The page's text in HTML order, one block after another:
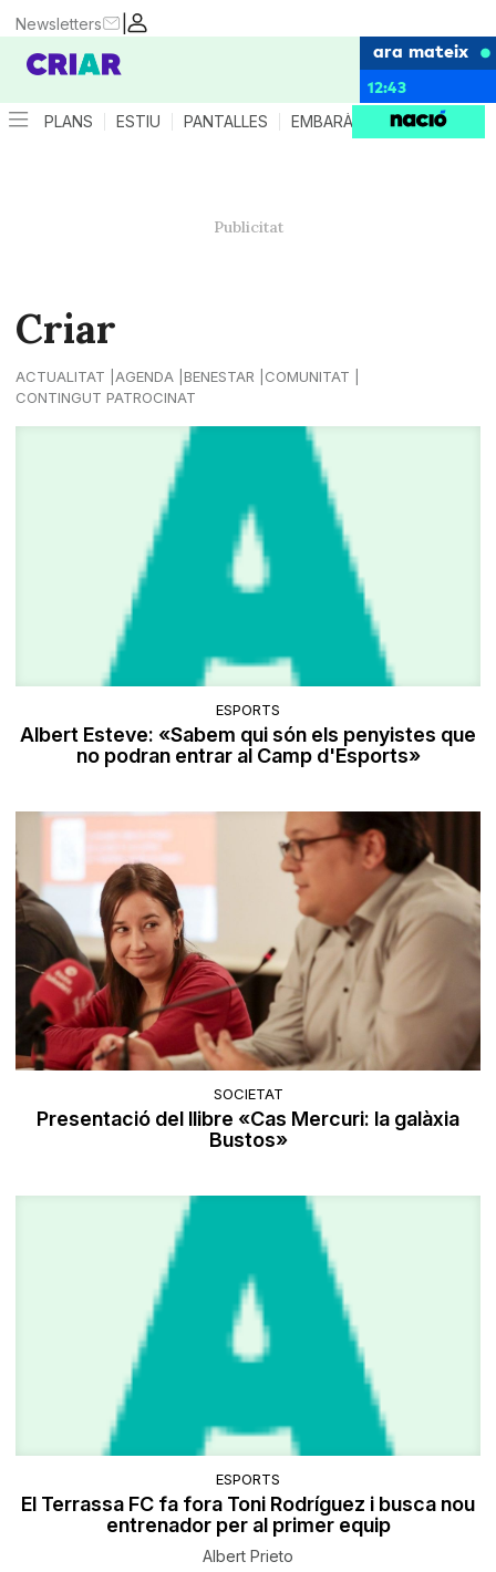
|
Newsletters
ara mateix
12:43
PLANS ESTIU PANTALLES EMBARÀS CRIANÇA
Criar
ACTUALITAT AGENDA BENESTAR
COMUNITAT
CONTINGUT PATROCINAT
ESPORTS
Albert Esteve: «Sabem qui són els penyistes que
no podran entrar al Camp d'Esports»
SOCIETAT
Presentació del llibre «Cas Mercuri: la galàxia
Bustos»
ESPORTS
El Terrassa FC fa fora Toni Rodríguez i busca nou
entrenador per al primer equip
Albert Prieto